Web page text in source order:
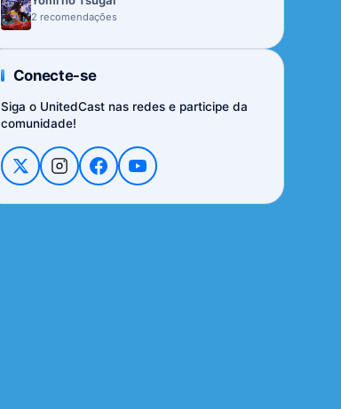
2 recomendações
Conecte-se
Siga o UnitedCast nas redes e participe da
comunidade!